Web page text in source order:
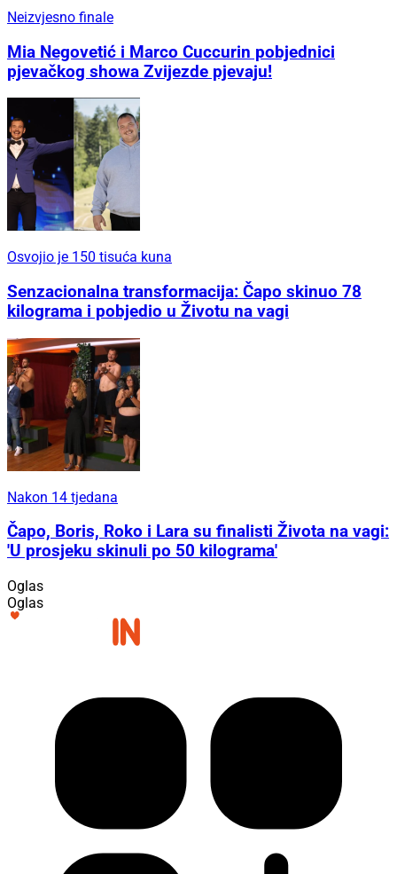
Neizvjesno finale
Mia Negovetić i Marco Cuccurin pobjednici
pjevačkog showa Zvijezde pjevaju!
Osvojio je 150 tisuća kuna
Senzacionalna transformacija: Čapo skinuo 78
kilograma i pobjedio u Životu na vagi
Nakon 14 tjedana
Čapo, Boris, Roko i Lara su finalisti Života na vagi:
'U prosjeku skinuli po 50 kilograma'
Oglas
Oglas